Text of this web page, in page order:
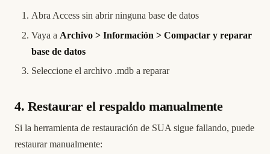
Abra Access sin abrir ninguna base de datos
Vaya a Archivo > Información > Compactar y reparar
base de datos
Seleccione el archivo .mdb a reparar
4. Restaurar el respaldo manualmente
Si la herramienta de restauración de SUA sigue fallando, puede
restaurar manualmente: